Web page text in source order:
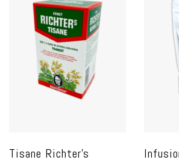
Tisane Richter's